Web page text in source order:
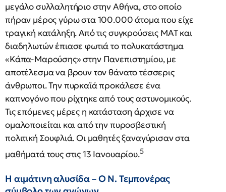
μεγάλο συλλαλητήριο στην Αθήνα, στο οποίο
πήραν μέρος γύρω στα 100.000 άτομα που είχε
τραγική κατάληξη. Από τις συγκρούσεις ΜΑΤ και
διαδηλωτών έπιασε φωτιά το πολυκατάστημα
«Κάπα-Μαρούσης» στην Πανεπιστημίου, με
αποτέλεσμα να βρουν τον θάνατο τέσσερις
άνθρωποι. Την πυρκαϊά προκάλεσε ένα
καπνογόνο που ρίχτηκε από τους αστυνομικούς.
Τις επόμενες μέρες η κατάσταση άρχισε να
ομαλοποιείται και από την πυροσβεστική
πολιτική Σουφλιά. Οι μαθητές ξαναγύρισαν στα
μαθήματά τους στις 13 Ιανουαρίου.5
Η αιμάτινη αλυσίδα – Ο Ν. Τεμπονέρας